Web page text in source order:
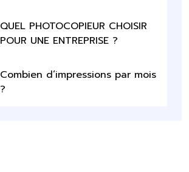
QUEL PHOTOCOPIEUR CHOISIR
POUR UNE ENTREPRISE ?
Combien d’impressions par mois
?